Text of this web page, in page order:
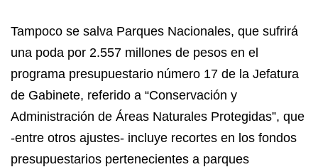
Tampoco se salva Parques Nacionales, que sufrirá
una poda por 2.557 millones de pesos en el
programa presupuestario número 17 de la Jefatura
de Gabinete, referido a “Conservación y
Administración de Áreas Naturales Protegidas”, que
-entre otros ajustes- incluye recortes en los fondos
presupuestarios pertenecientes a parques